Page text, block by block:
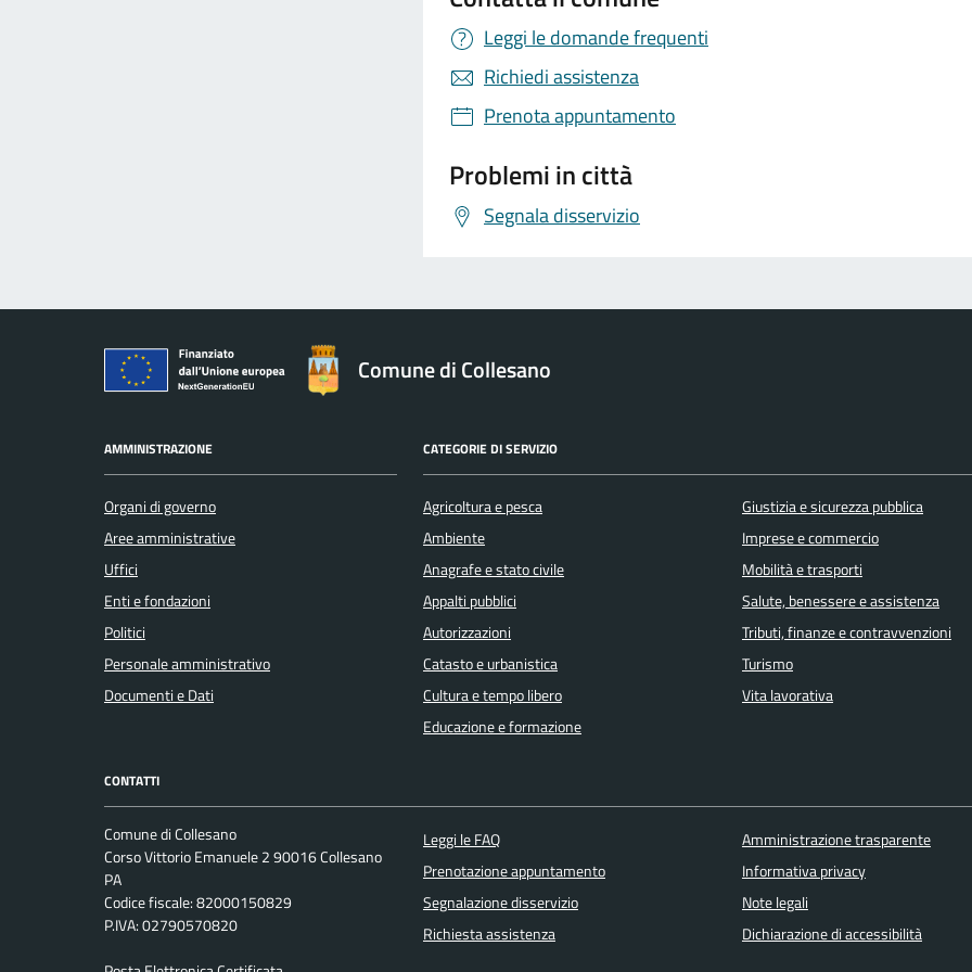
Leggi le domande frequenti
Richiedi assistenza
Prenota appuntamento
Problemi in città
Segnala disservizio
Comune di Collesano
AMMINISTRAZIONE
Organi di governo
Aree amministrative
Uffici
Enti e fondazioni
Politici
Personale amministrativo
Documenti e Dati
CATEGORIE DI SERVIZIO
Agricoltura e pesca
Ambiente
Anagrafe e stato civile
Appalti pubblici
Autorizzazioni
Catasto e urbanistica
Cultura e tempo libero
Educazione e formazione
Giustizia e sicurezza pubblica
Imprese e commercio
Mobilità e trasporti
Salute, benessere e assistenza
Tributi, finanze e contravvenzioni
Turismo
Vita lavorativa
CONTATTI
Comune di Collesano
Corso Vittorio Emanuele 2 90016 Collesano
PA
Codice fiscale: 82000150829
P.IVA: 02790570820
Leggi le FAQ
Prenotazione appuntamento
Segnalazione disservizio
Richiesta assistenza
Amministrazione trasparente
Informativa privacy
Note legali
Dichiarazione di accessibilità